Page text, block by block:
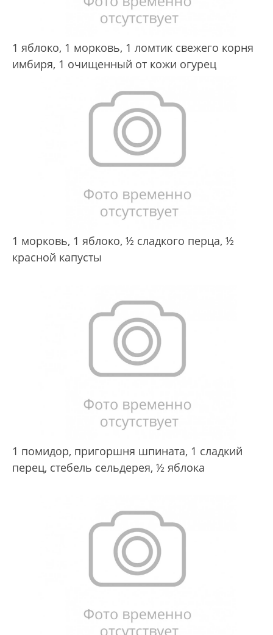
1 яблоко, 1 морковь, 1 ломтик свежего корня
имбиря, 1 очищенный от кожи огурец
1 морковь, 1 яблоко, ½ сладкого перца, ½
красной капусты
1 помидор, пригоршня шпината, 1 сладкий
перец, стебель сельдерея, ½ яблока